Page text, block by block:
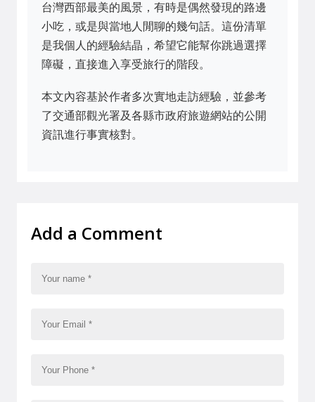
台灣西部最美的風景，有時是偶然發現的路邊
小吃，或是與當地人閒聊的幾句話。這份清單
是我個人的經驗結晶，希望它能幫你跳過選擇
障礙，直接進入享受旅行的階段。
本文內容基於作者多次實地走訪經驗，並參考
了交通部觀光署及各縣市政府旅遊網站的公開
資訊進行事實核對。
Add a Comment